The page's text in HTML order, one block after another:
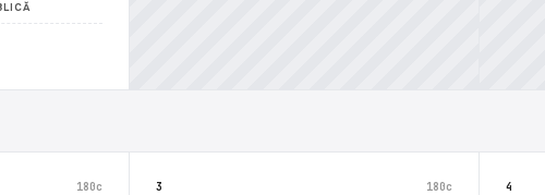
180c 3 180c 4